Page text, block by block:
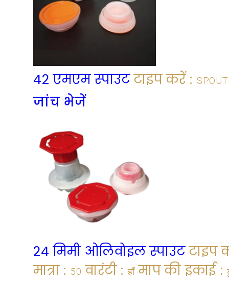
42 एमएम स्पाउट टाइप करें : SPOUT
जांच भेजें
24 मिमी ओलिवोइल स्पाउट टाइप
मात्रा : 50 वारंटी :हाँ माप की इकाई :